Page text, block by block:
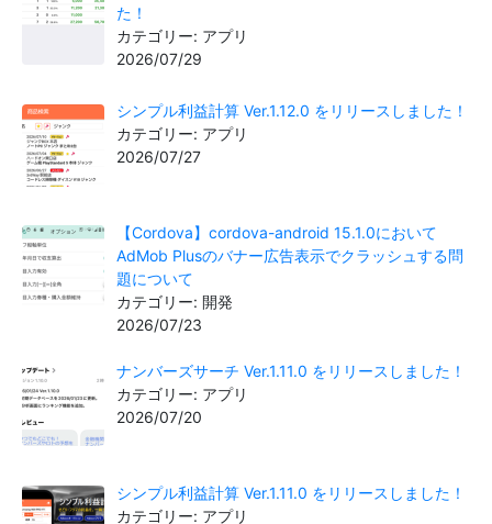
た！
カテゴリー: アプリ
2026/07/29
シンプル利益計算 Ver.1.12.0 をリリースしました！
カテゴリー: アプリ
2026/07/27
【Cordova】cordova-android 15.1.0において
AdMob Plusのバナー広告表示でクラッシュする問
題について
カテゴリー: 開発
2026/07/23
ナンバーズサーチ Ver.1.11.0 をリリースしました！
カテゴリー: アプリ
2026/07/20
シンプル利益計算 Ver.1.11.0 をリリースしました！
カテゴリー: アプリ